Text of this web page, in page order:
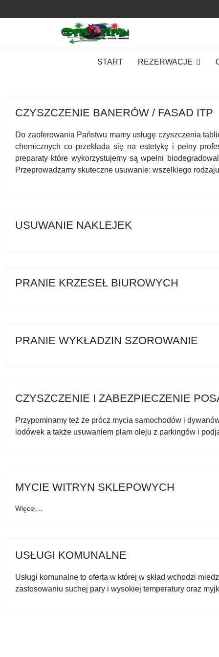
START REZERWACJE
CZYSZCZENIE BANERÓW / FASAD ITP
Do zaoferowania Państwu mamy usługę czyszczenia
chemicznych co przekłada się na estetykę i pełny
preparaty które wykorzystujemy są wpełni
Przeprowadzamy skuteczne usuwanie: wszelkiego
USUWANIE NAKLEJEK
PRANIE KRZESEŁ BIUROWYCH
PRANIE WYKŁADZIN SZOROWANIE
CZYSZCZENIE I ZABEZPIECZENIE
Przypominamy też że prócz mycia samochodów i
lodówek a także usuwaniem plam oleju z parkingów i
MYCIE WITRYN SKLEPOWYCH
Więcej…
USŁUGI KOMUNALNE
Usługi komunalne to oferta w której w skład wchodzi
zastosowaniu suchej pary i wysokiej temperatury oraz